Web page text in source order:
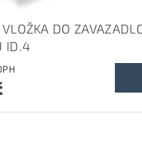
DO
ID.4
DPH